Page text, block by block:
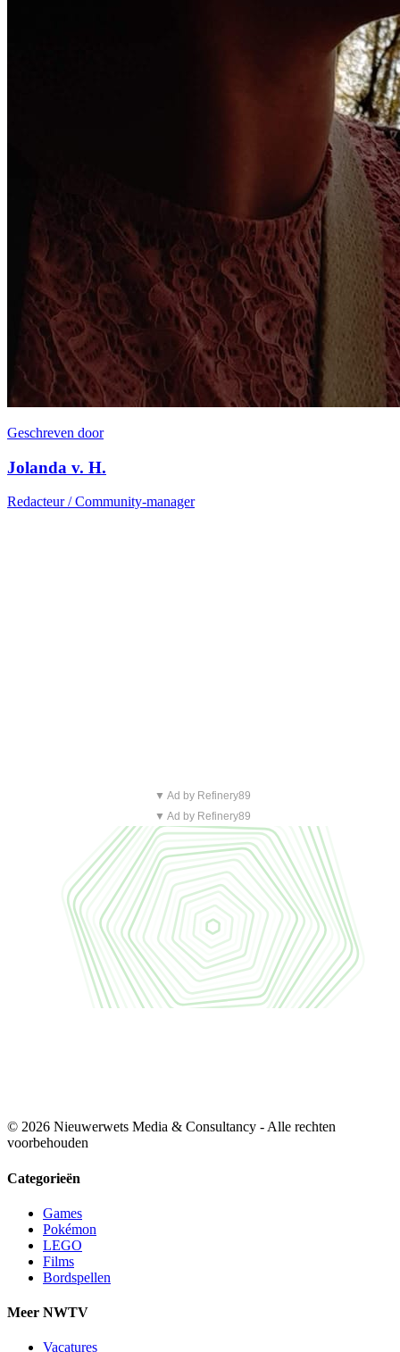
Geschreven door
Jolanda v. H.
Redacteur / Community-manager
▼ Ad by Refinery89
▼ Ad by Refinery89
© 2026 Nieuwerwets Media & Consultancy - Alle rechten
voorbehouden
Categorieën
Games
Pokémon
LEGO
Films
Bordspellen
Meer NWTV
Vacatures